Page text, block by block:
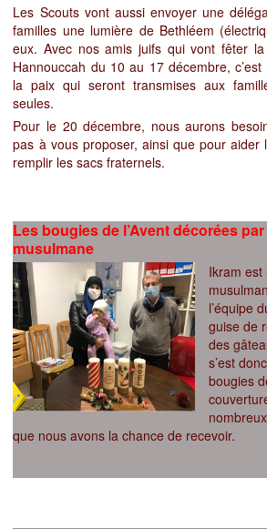
Les Scouts vont aussi envoyer une
familles une lumière de Bethléem
eux. Avec nos amis juifs qui vont fêter
Hannouccah du 10 au 17 décembre,
la paix qui seront transmises aux
seules.
Pour le 20 décembre, nous aurons
pas à vous proposer, ainsi que pour aider
remplir les sacs fraternels.
Les bougies de l’Avent décorées
musulmane
Ikram est
l’équipe
guise de
des
s’est
bougies
que nous avons la chance de recevoir.